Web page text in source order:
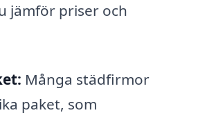
jämför priser och
Många städfirmor
paket, som